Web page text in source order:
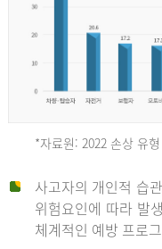
*자료원: 2022 손상 유
사고자의 개인적 습
위험요인에 따라 발
체계적인 예방 프로